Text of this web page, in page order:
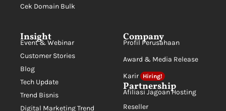
Cek Domain Bulk
Insight
Event & Webinar
Customer Stories
Blog
Tech Update
Trend Bisnis
Digital Marketing Trend
Company
Profil Perusahaan
Award & Media Release
Karir
Hiring!
Partnership
Afiliasi Jagoan Hosting
Reseller